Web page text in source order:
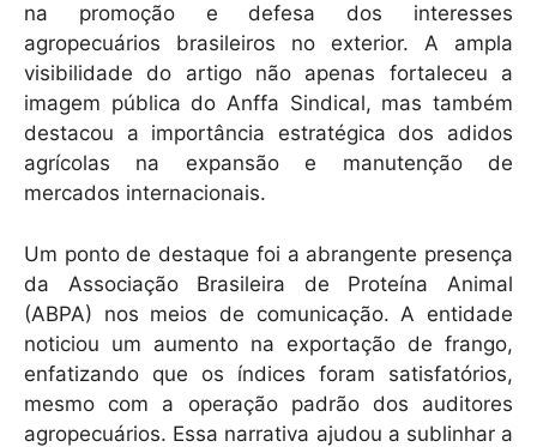
na promoção e defesa dos interesses
agropecuários brasileiros no exterior. A ampla
visibilidade do artigo não apenas fortaleceu a
imagem pública do Anffa Sindical, mas também
destacou a importância estratégica dos adidos
agrícolas na expansão e manutenção de
mercados internacionais.
Um ponto de destaque foi a abrangente presença
da Associação Brasileira de Proteína Animal
(ABPA) nos meios de comunicação. A entidade
noticiou um aumento na exportação de frango,
enfatizando que os índices foram satisfatórios,
mesmo com a operação padrão dos auditores
agropecuários. Essa narrativa ajudou a sublinhar a